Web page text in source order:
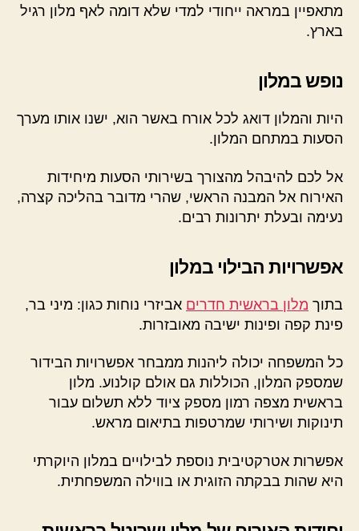
מתאפיין במראה ייחודי למדי שלא דומה לאף מלון רגיל
בארץ.
נופש במלון
היות והמלון דואג לכל אורח באשר הוא, ישנו אותו מערך
הסעות במתחם המלון.
אל לכם להיבהל מהצורך בשירותי הסעות מיחידות
האירוח אל המבנה הראשי, שהרי מדובר בהליכה קצרה,
נעימה ובעלת יתרונות רבים.
אפשרויות הבילוי במלון
בתוך מלון בראשית חדרים אביזרי נוחות כגון: מיני בר,
פינת קפה ופינות ישיבה מאובזרות.
כל המשפחה יכולה ליהנות ממבחר אפשרויות הבידור
שמספק המלון, הכוללות גם אולם קולנוע. מלון
בראשית מצפה רמון מספק ציוד ללא תשלום עבור
תינוקות ושירותי שמרטפות בתיאום מראש.
אפשרות אטרקטיבית נוספת לבילויים במלון היוקרתי
היא שהות בבקתה הזוגית או בווילה המשפחתית.